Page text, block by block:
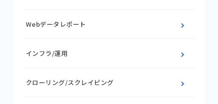
Webデータレポート
インフラ/運用
クローリング/スクレイピング